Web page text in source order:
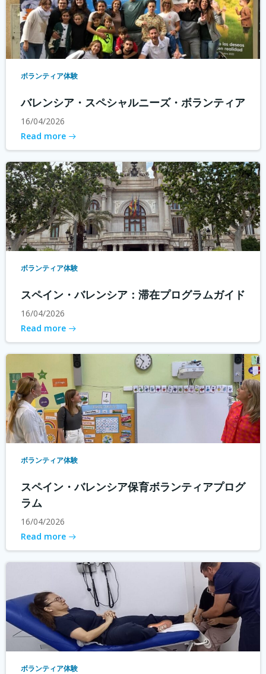
ボランティア体験
バレンシア・スペシャルニーズ・ボランティア
16/04/2026
Read more
ボランティア体験
スペイン・バレンシア：滞在プログラムガイド
16/04/2026
Read more
ボランティア体験
スペイン・バレンシア保育ボランティアプログ
ラム
16/04/2026
Read more
ボランティア体験